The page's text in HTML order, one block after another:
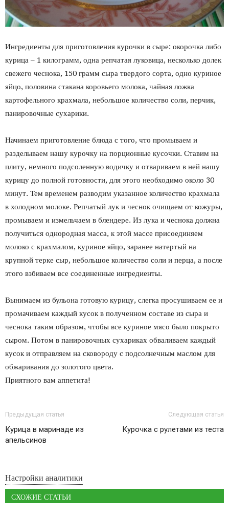
Ингредиенты для приготовления курочки в сыре: окорочка либо
курица – 1 килограмм, одна репчатая луковица, несколько долек
свежего чеснока, 150 грамм сыра твердого сорта, одно куриное
яйцо, половина стакана коровьего молока, чайная ложка
картофельного крахмала, небольшое количество соли, перчик,
панировочные сухарики.
Начинаем приготовление блюда с того, что промываем и
разделываем нашу курочку на порционные кусочки. Ставим на
плиту, немного подсоленную водичку и отвариваем в ней нашу
курицу до полной готовности, для этого необходимо около 30
минут. Тем временем разводим указанное количество крахмала
в холодном молоке. Репчатый лук и чеснок очищаем от кожуры,
промываем и измельчаем в блендере. Из лука и чеснока должна
получиться однородная масса, к этой массе присоединяем
молоко с крахмалом, куриное яйцо, заранее натертый на
крупной терке сыр, небольшое количество соли и перца, а после
этого взбиваем все соединенные ингредиенты.
Вынимаем из бульона готовую курицу, слегка просушиваем ее и
промачиваем каждый кусок в полученном составе из сыра и
чеснока таким образом, чтобы все куриное мясо было покрыто
сыром. Потом в панировочных сухариках обваливаем каждый
кусок и отправляем на сковороду с подсолнечным маслом для
обжаривания до золотого цвета.
Приятного вам аппетита!
Предыдущая статья
Курица в маринаде из
апельсинов
Следующая статья
Курочка с рулетами из теста
Настройки аналитики
СХОЖИЕ СТАТЬИ